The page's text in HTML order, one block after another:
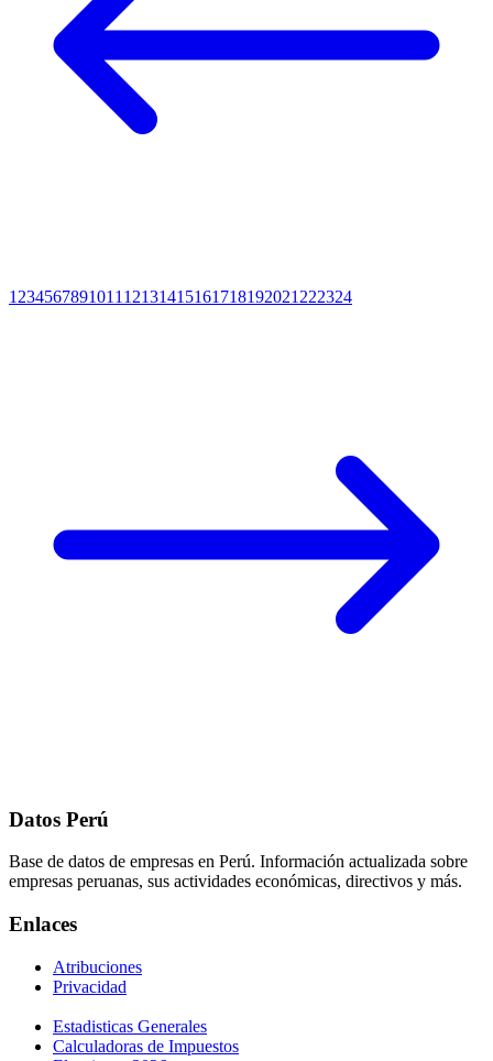
1 234567891011 12131415161718192021 222324
Datos Perú
Base de datos de empresas en Perú. Información actualizada sobre
empresas peruanas, sus actividades económicas, directivos y más.
Enlaces
Atribuciones
Privacidad
Estadisticas Generales
Calculadoras de Impuestos